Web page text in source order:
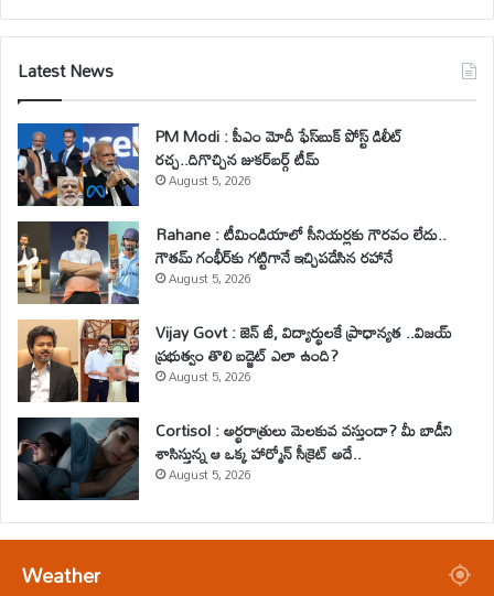
Latest News
PM Modi : పీఎం మోదీ ఫేస్‌బుక్ పోస్ట్ డిలీట్
రచ్చ..దిగొచ్చిన జుకర్‌బర్గ్ టీమ్
August 5, 2026
Rahane : టీమిండియాలో సీనియర్లకు గౌరవం లేదు..
గౌతమ్ గంభీర్‌కు గట్టిగానే ఇచ్చిపడేసిన రహానే
August 5, 2026
Vijay Govt : జెన్ జీ, విద్యార్థులకే ప్రాధాన్యత ..విజయ్
ప్రభుత్వం తొలి బడ్జెట్ ఎలా ఉంది?
August 5, 2026
Cortisol : అర్థరాత్రులు మెలకువ వస్తుందా? మీ బాడీని
శాసిస్తున్న ఆ ఒక్క హార్మోన్ సీక్రెట్ అదే..
August 5, 2026
Weather